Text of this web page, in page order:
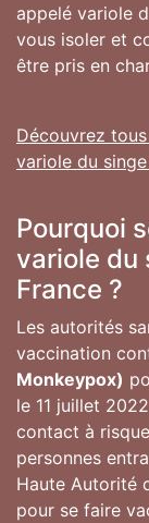
appelé variole
vous isoler et
être pris en
Découvrez
variole du
Pourquoi
variole du
France ?
Les autorités
vaccination
Monkeypox)
le 11 juillet
contact à
personnes
Haute Autorité
pour se faire